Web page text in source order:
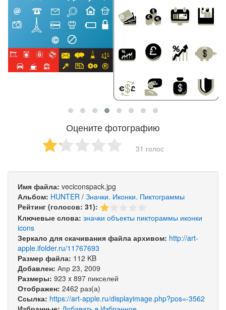
Оцените фотографию
31 голос
Имя файла: veciconspack.jpg
Альбом: HUNTER / Значки. Иконки. Пиктограммы
Рейтинг (голосов: 31):
Ключевые слова: значки объекты пиктораммы иконки
icons
Зеркало для скачивания файла архивом: http://art-
apple.ifolder.ru/11767693
Размер файла: 112 KB
Добавлен: Апр 23, 2009
Размеры: 923 x 897 пикселей
Отображен: 2462 раз(а)
Ссылка: https://art-apple.ru/displayimage.php?pos=-3562